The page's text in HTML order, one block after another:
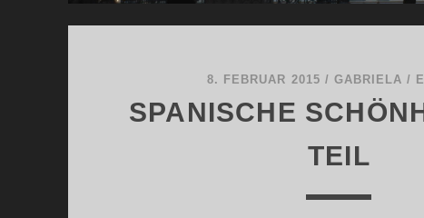
8. FEBRUAR 2015 / GABRIELA /
SPANISCHE
TEIL